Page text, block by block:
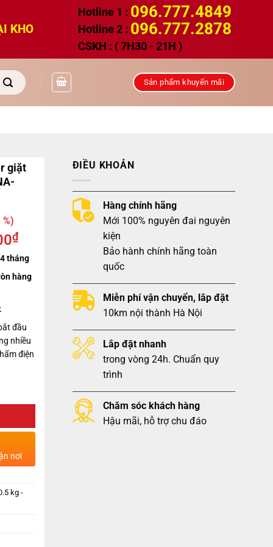
KHO
Hotline 1 : 096.777.4849
Hotline 2 : 096.777.2878
CSKH : ( 7H30 - 21H )
Sản phẩm khuyến mãi
giặt
₫
tháng
hàng
đầu
nhiều
điện
nơi
kg -
ĐIỀU KHOẢN
Hàng chính hãng
Mới 100% nguyên đai nguyên
kiện
Bảo hành chính hãng toàn
quốc
Miễn phí vận chuyển, lắp đặt
10km nội thành Hà Nội
Lắp đặt nhanh
trong vòng 24h. Chuẩn quy
trình
Chăm sóc khách hàng
Hậu mãi, hỗ trợ chu đáo